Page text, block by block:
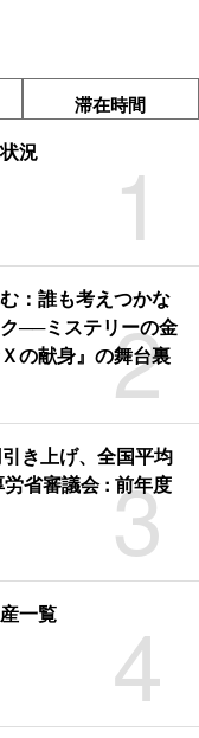
滞在時間
1
況
2
：誰も考えつかな
──ミステリーの金
の献身』の舞台裏
3
き上げ、全国平均
省審議会 : 前年度
4
一覧